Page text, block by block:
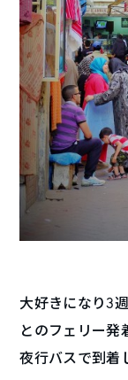
大好きになり3
とのフェリー発
夜行バスで到着